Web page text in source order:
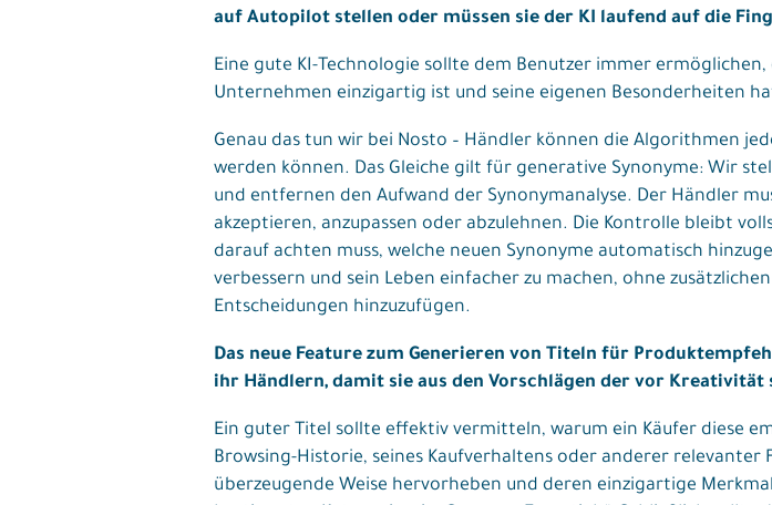
auf Autopilot stellen oder müssen sie der KI laufend auf die
Eine gute KI-Technologie sollte dem Benutzer immer
Unternehmen einzigartig ist und seine eigenen Besonderheiten
Genau das tun wir bei Nosto – Händler können die Algorithmen
werden können. Das Gleiche gilt für generative Synonyme: Wir
und entfernen den Aufwand der Synonymanalyse. Der Händler
akzeptieren, anzupassen oder abzulehnen. Die Kontrolle bleibt
darauf achten muss, welche neuen Synonyme automatisch
verbessern und sein Leben einfacher zu machen, ohne
Entscheidungen hinzuzufügen.
Das neue Feature zum Generieren von Titeln für
ihr Händlern, damit sie aus den Vorschlägen der vor Kreativität
Ein guter Titel sollte effektiv vermitteln, warum ein Käufer diese
Browsing-Historie, seines Kaufverhaltens oder anderer
überzeugende Weise hervorheben und deren einzigartige